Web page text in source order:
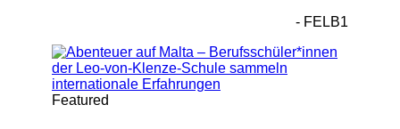
- FELB1
Featured